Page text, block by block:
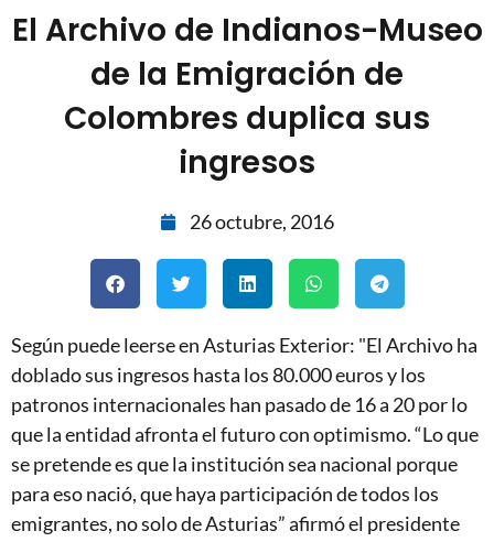
El Archivo de Indianos-Museo
de la Emigración de
Colombres duplica sus
ingresos
26 octubre, 2016
Según puede leerse en Asturias Exterior: "El Archivo ha
doblado sus ingresos hasta los 80.000 euros y los
patronos internacionales han pasado de 16 a 20 por lo
que la entidad afronta el futuro con optimismo. “Lo que
se pretende es que la institución sea nacional porque
para eso nació, que haya participación de todos los
emigrantes, no solo de Asturias” afirmó el presidente